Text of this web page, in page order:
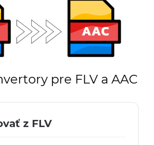
pre FLV a AAC
z FLV